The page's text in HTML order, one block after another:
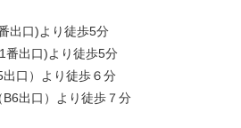
出口)より徒歩5分
番出口)より徒歩5分
出口）より徒歩６分
B6出口）より徒歩７分